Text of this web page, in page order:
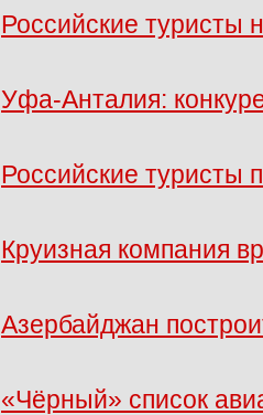
Российские туристы
Уфа-Анталия:
Российские туристы
Круизная компания
Азербайджан
«Чёрный» список